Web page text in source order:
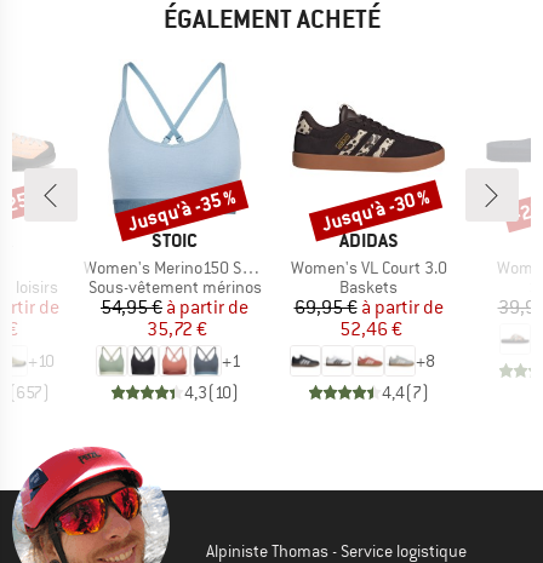
ÉGALEMENT ACHETÉ
loisirs
réduit
de
€
+10
(657)
%
MARQUE
STOIC
Article
Women's Merino150 SadjemSt. Bra
Product group
Sous-vêtement mérinos
Prix
54,95 € Prix réduit
à partir de
35,72 €
+1
4,3(10)
Remise
Jusqu'à -35 %
MARQUE
ADIDAS
Article
Women's VL Court 3.0
Product group
Baskets
Prix
69,95 € Prix réduit
à partir de
52,46 €
+8
4,4(7)
Remise
Jusqu'à -30 %
Article
-
Alpiniste Thomas - Service logistique